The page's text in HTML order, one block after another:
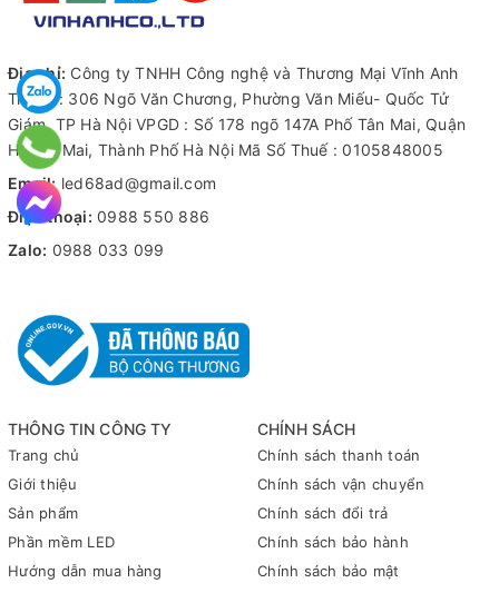
Cabin LED
THÔNG TIN CÔNG TY
Trang chủ
Giới thiệu
Sản phẩm
Phần mềm LED
Hướng dẫn mua hàng
CHÍNH SÁCH
Chính sách thanh toán
Chính sách vận chuyển
Chính sách đổi trả
Chính sách bảo hành
Chính sách bảo mật
Địa chỉ: Công ty TNHH Công nghệ và Thương Mại Vĩnh Anh
Trụ sở : 306 Ngõ Văn Chương, Phường Văn Miếu- Quốc Tử
Giám, TP Hà Nội VPGD : Số 178 ngõ 147A Phố Tân Mai, Quận
Hoàng Mai, Thành Phố Hà Nội Mã Số Thuế : 0105848005
Email: led68ad@gmail.com
Điện thoại: 0988 550 886
Zalo: 0988 033 099